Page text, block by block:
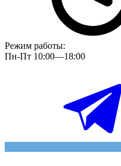
Режим работы:
Пн-Пт 10:00—18:00